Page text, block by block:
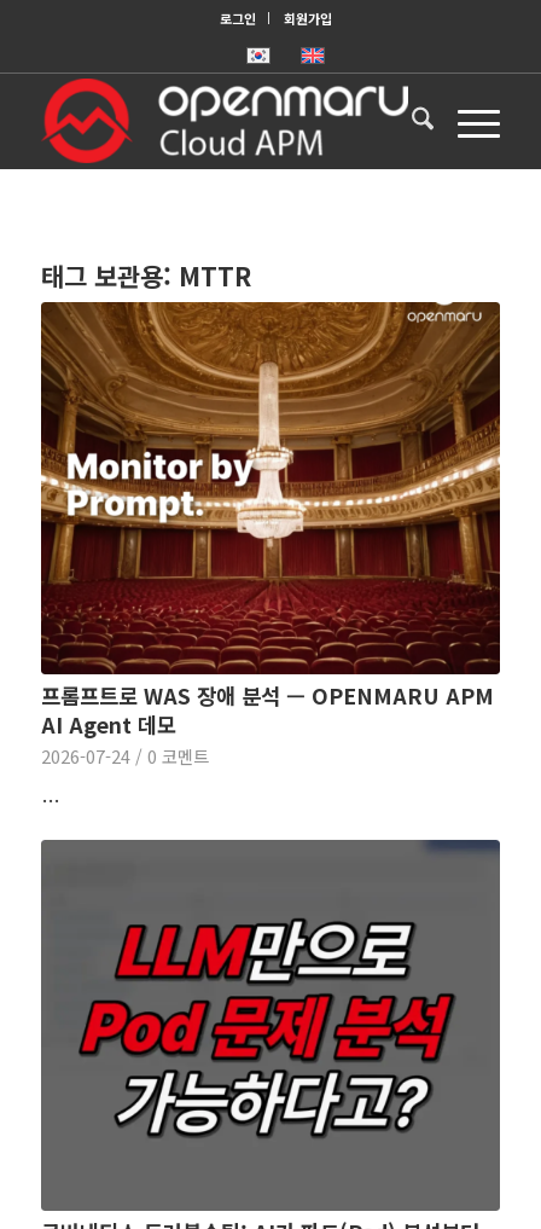
로그인 회원가입
태그 보관용: MTTR
프롬프트로 WAS 장애 분석 — OPENMARU APM
AI Agent 데모
2026-07-24 / 0 코멘트
…